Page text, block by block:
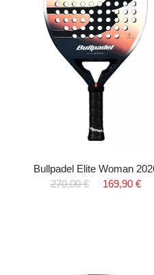
Bullpadel Elite Woman
270,00 €
169,90 €